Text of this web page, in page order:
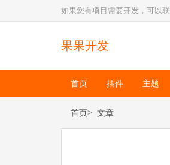
如果您有项目需要开发，可以
果果开发
首页 插件 主题
首页 文章